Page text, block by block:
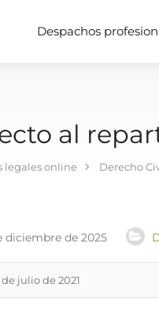
Despachos
al
legales online Derecho
diciembre de 2025
de julio de 2021